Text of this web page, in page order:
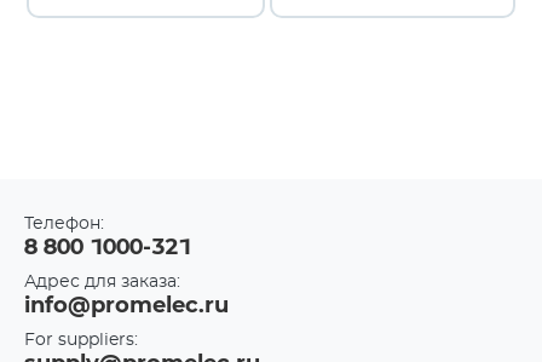
Телефон:
8 800 1000-321
Адрес для заказа:
info@promelec.ru
For suppliers: